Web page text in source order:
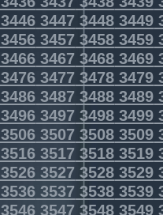
3446 3447 3448 3449
3456 3457 3458 3459
3466 3467 3468 3469
3476 3477 3478 3479
3486 3487 3488 3489
3496 3497 3498 3499
3506 3507 3508 3509
3516 3517 3518 3519
3526 3527 3528 3529
3536 3537 3538 3539
3546 3547 3548 3549